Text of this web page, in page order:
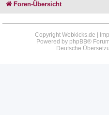
Foren-Übersicht
Copyright Webkicks.de |
Powered by phpBB®
Deutsche